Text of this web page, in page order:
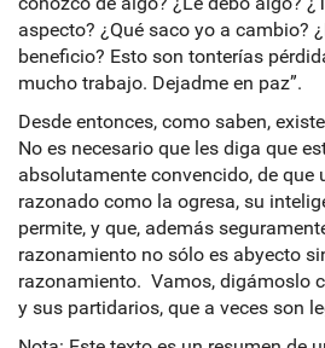
aspecto? ¿Qué saco yo a cambio?
beneficio? Esto son tonterías
mucho trabajo. Dejadme en paz”.
Desde entonces, como saben,
No es necesario que les diga que
absolutamente convencido, de que
razonado como la ogresa, su
permite, y que, además
razonamiento no sólo es abyecto
razonamiento. Vamos, digámoslo
y sus partidarios, que a veces son